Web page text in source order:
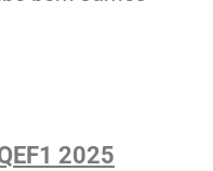
2025